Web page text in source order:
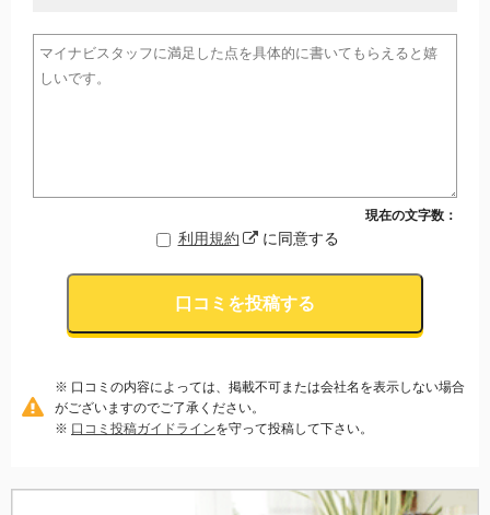
現在の文字数：
利用規約 に同意する
口コミを投稿する
※ 口コミの内容によっては、掲載不可または会社名を表示しない場合
がございますのでご了承ください。
※ 口コミ投稿ガイドラインを守って投稿して下さい。